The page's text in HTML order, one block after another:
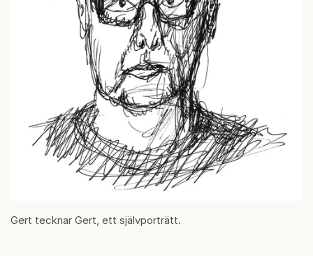
Gert tecknar Gert, ett självporträtt.